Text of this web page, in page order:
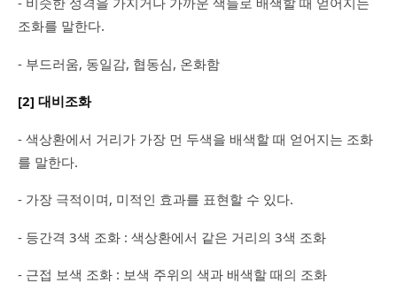
조화를 말한다.
- 부드러움, 동일감, 협동심, 온화함
[2] 대비조화
- 색상환에서 거리가 가장 먼 두색을 배색할 때 얻어지는 조화
를 말한다.
- 가장 극적이며, 미적인 효과를 표현할 수 있다.
- 등간격 3색 조화 : 색상환에서 같은 거리의 3색 조화
- 근접 보색 조화 : 보색 주위의 색과 배색할 때의 조화